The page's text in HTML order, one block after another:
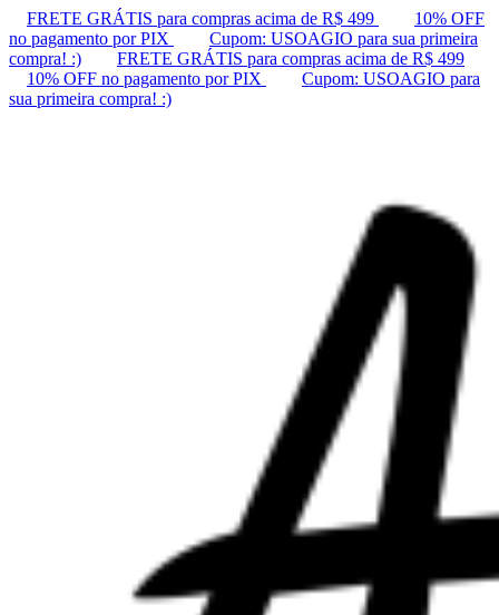
FRETE GRÁTIS para compras acima de R$ 499
10% OFF
no pagamento por PIX
Cupom: USOAGIO para sua primeira
compra! :)
FRETE GRÁTIS para compras acima de R$ 499
10% OFF no pagamento por PIX
Cupom: USOAGIO para
sua primeira compra! :)